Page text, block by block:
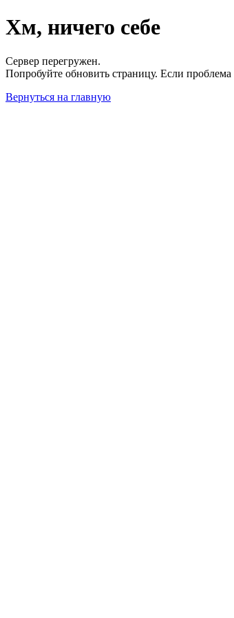
Хм, ничего себе
Сервер перегружен.
Попробуйте обновить страницу. Если
Вернуться на главную